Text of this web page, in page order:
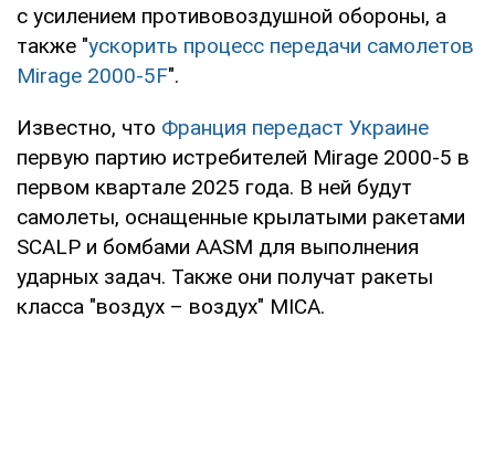
с усилением противовоздушной обороны, а
также "ускорить процесс передачи самолетов
Mirage 2000-5F".
Известно, что Франция передаст Украине
первую партию истребителей Mirage 2000-5 в
первом квартале 2025 года. В ней будут
самолеты, оснащенные крылатыми ракетами
SCALP и бомбами AASM для выполнения
ударных задач. Также они получат ракеты
класса "воздух – воздух" MICA.